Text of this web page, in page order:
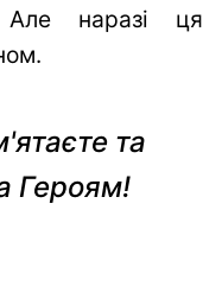
Але наразі ця
та
Героям!